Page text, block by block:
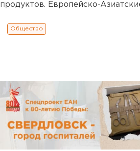
продуктов. Европейско-
Общество